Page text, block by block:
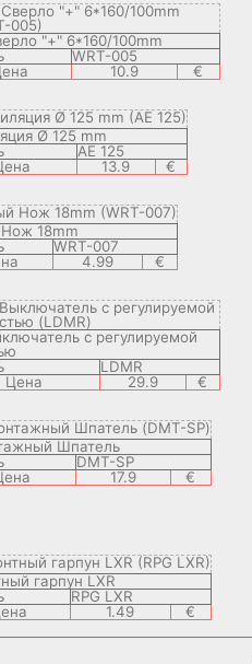
"+" 6*160/100mm
WRT-005
10.9 €
Ø 125 mm
AE 125
13.9 €
18mm
WRT-007
4.99 €
с регулируемой
LDMR
Цена
29.9 €
Шпатель
DMT-SP
17.9 €
гарпун LXR
RPG LXR
1.49 €